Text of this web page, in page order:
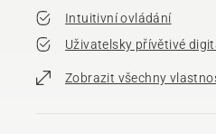
Intuitivní ovládání
Uživatelsky přívětivé
Zobrazit všechny